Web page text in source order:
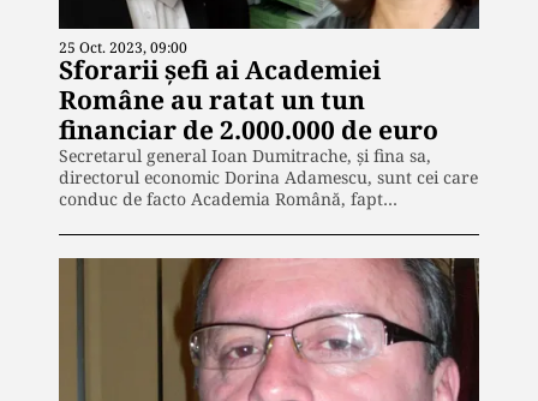
25 Oct. 2023, 09:00
Sforarii șefi ai Academiei
Române au ratat un tun
financiar de 2.000.000 de euro
Secretarul general Ioan Dumitrache, și fina sa,
directorul economic Dorina Adamescu, sunt cei care
conduc de facto Academia Română, fapt…